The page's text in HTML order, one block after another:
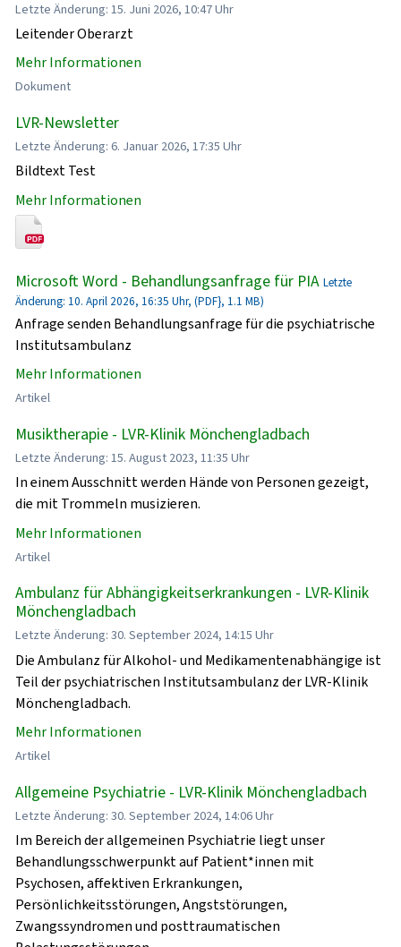
Letzte Änderung: 15. Juni 2026, 10:47 Uhr
Leitender Oberarzt
Mehr Informationen
Dokument
LVR-Newsletter
Letzte Änderung: 6. Januar 2026, 17:35 Uhr
Bildtext Test
Mehr Informationen
Microsoft Word - Behandlungsanfrage für PIA Letzte
Änderung: 10. April 2026, 16:35 Uhr, (PDF}, 1.1 MB)
Anfrage senden Behandlungsanfrage für die psychiatrische
Institutsambulanz
Mehr Informationen
Artikel
Musiktherapie - LVR-Klinik Mönchengladbach
Letzte Änderung: 15. August 2023, 11:35 Uhr
In einem Ausschnitt werden Hände von Personen gezeigt,
die mit Trommeln musizieren.
Mehr Informationen
Artikel
Ambulanz für Abhängigkeitserkrankungen - LVR-Klinik
Mönchengladbach
Letzte Änderung: 30. September 2024, 14:15 Uhr
Die Ambulanz für Alkohol- und Medikamentenabhängige ist
Teil der psychiatrischen Institutsambulanz der LVR-Klinik
Mönchengladbach.
Mehr Informationen
Artikel
Allgemeine Psychiatrie - LVR-Klinik Mönchengladbach
Letzte Änderung: 30. September 2024, 14:06 Uhr
Im Bereich der allgemeinen Psychiatrie liegt unser
Behandlungsschwerpunkt auf Patient*innen mit
Psychosen, affektiven Erkrankungen,
Persönlichkeitsstörungen, Angststörungen,
Zwangssyndromen und posttraumatischen